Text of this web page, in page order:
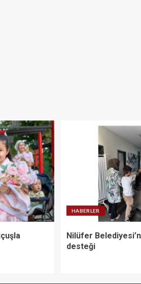
HABERLER
Nilüfer
desteği